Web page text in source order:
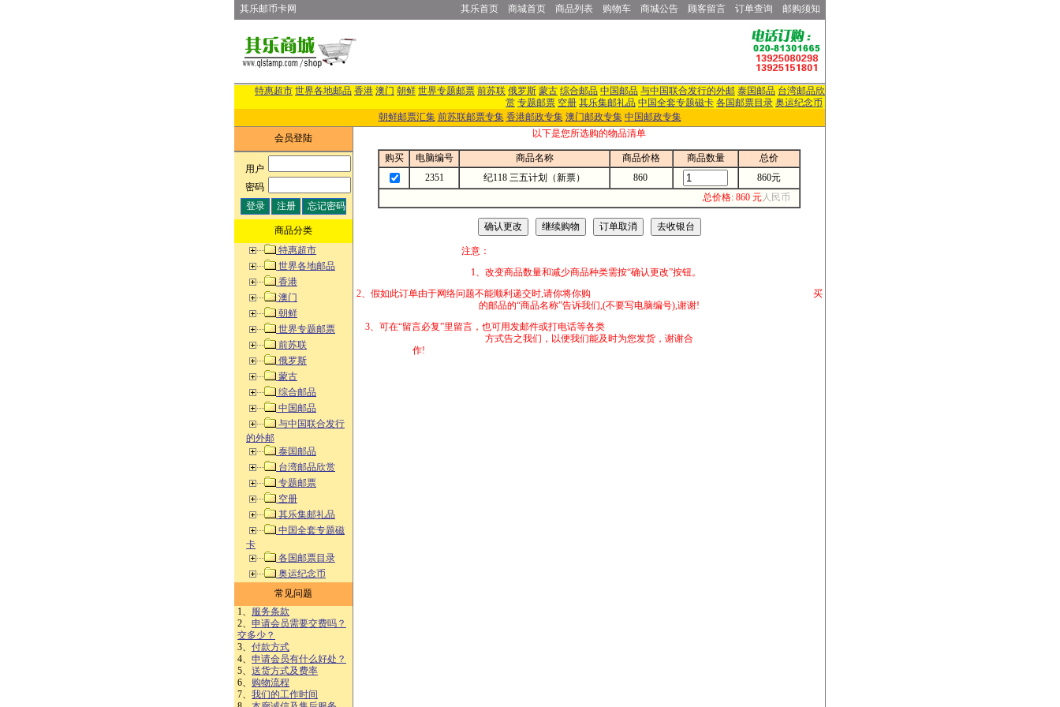
其乐邮币卡网 其乐首页 商城首页 商品列表 购物车 商城公告 顾客留言 订单查询 邮购须知
特惠超市 世界各地邮品 香港 澳门 朝鲜 世界专题邮票 前苏联 俄罗斯 蒙古 综合邮品 中国邮品 与中国联合发行的外邮 泰国邮品 台湾邮品欣
赏 专题邮票 空册 其乐集邮礼品 中国全套专题磁卡 各国邮票目录 奥运纪念币
朝鲜邮票汇集 前苏联邮票专集 香港邮政专集 澳门邮政专集 中国邮政专集
会员登陆
用户:
密码:
商品分类
特惠超市
世界各地邮品
香港
澳门
朝鲜
世界专题邮票
前苏联
俄罗斯
蒙古
综合邮品
中国邮品
与中国联合发行
的外邮
泰国邮品
台湾邮品欣赏
专题邮票
空册
其乐集邮礼品
中国全套专题磁
卡
各国邮票目录
奥运纪念币
常见问题
1、 服务条款
2、 申请会员需要交费吗？
交多少？
3、 付款方式
4、 申请会员有什么好处？
5、 送货方式及费率
6、 购物流程
7、 我们的工作时间
以下是您所选购的物品清单
购买 电脑编号 商品名称 商品价格 商品数量
总价
2351
纪118 三五计划（新票） 860
860元
总价格: 860 元人民币
注意：
1、改变商品数量和减少商品种类需按“确认更改”按钮。
2、假如此订单由于网络问题不能顺利递交时,请你将你购 买
的邮品的“商品名称”告诉我们,(不要写电脑编号),谢谢!
3、可在“留言必复”里留言，也可用发邮件或打电话等各类
方式告之我们，以便我们能及时为您发货，谢谢合
作!